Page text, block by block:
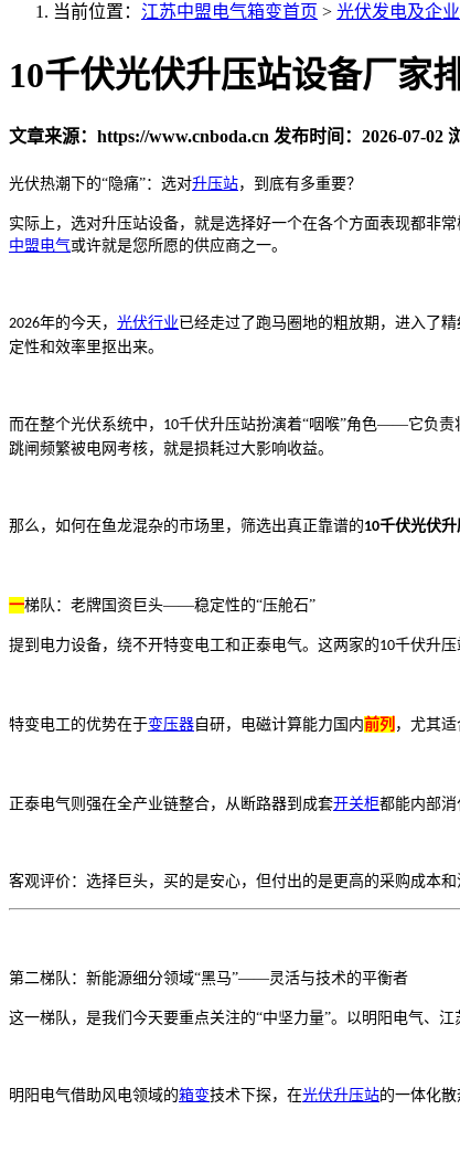
当前位置： 江苏中盟电气箱变首页 > 光伏发电及企
10千伏光伏升压站设备厂家
文章来源：https://www.cnboda.cn 发布时间：2026-07-02
光伏热潮下的“隐痛”：选对升压站，到底有多重要？
实际上，选对升压站设备，就是选择好一个在各个方面表现都非
中盟电气或许就是您所愿的供应商之一。
2026年的今天， 光伏行业 已经走过了跑马圈地的粗放期，进入了
定性和效率里抠出来。
而在整个光伏系统中， 10千伏升压站扮演着“咽喉”角色——它负责
跳闸频繁被电网考核，就是损耗过大影响收益。
那么，如何在鱼龙混杂的市场里，筛选出真正靠谱的10千伏光伏
一梯队：老牌国资巨头——稳定性的“压舱石”
提到电力设备，绕不开特变电工和正泰电气。这两家的10千伏升压
特变电工的优势在于变压器 自研，电磁计算能力国内前列 ，尤其
正泰电气则强在全产业链整合，从断路器到成套开关柜都能内部
客观评价：选择巨头，买的是安心，但付出的是更高的采购成本和
第二梯队：新能源细分领域“黑马”——灵活与技术的平衡者
这一梯队，是我们今天要重点关注的“中坚力量”。以明阳电气、江
明阳电气借助风电领域的箱变技术下探，在光伏升压站的一体化